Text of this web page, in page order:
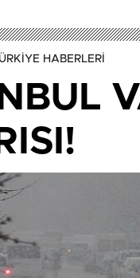
HABERLERİ